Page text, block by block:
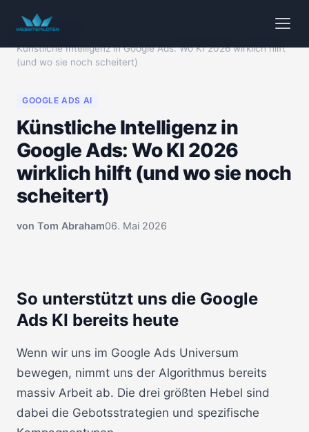
Start/Videos
Künstliche Intelligenz in Google Ads: Wo KI 2026 wirklich hilft
(und wo sie noch scheitert)
GOOGLE ADS AI
Künstliche Intelligenz in
Google Ads: Wo KI 2026
wirklich hilft (und wo sie noch
scheitert)
von Tom Abraham06. Mai 2026
So unterstützt uns die Google
Ads KI bereits heute
Wenn wir uns im Google Ads Universum
bewegen, nimmt uns der Algorithmus bereits
massiv Arbeit ab. Die drei größten Hebel sind
dabei die Gebotsstrategien und spezifische